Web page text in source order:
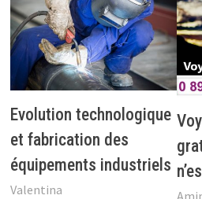
Evolution technologique
et fabrication des
équipements industriels
Valentina